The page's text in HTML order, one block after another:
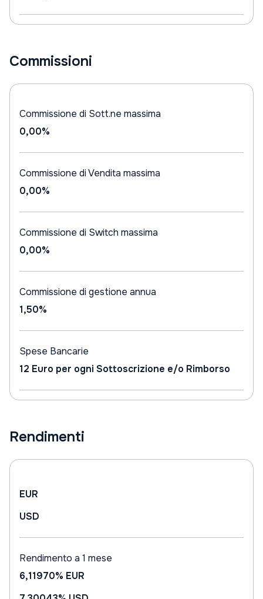
Commissioni
Commissione di Sott.ne massima
0,00%
Commissione di Vendita massima
0,00%
Commissione di Switch massima
0,00%
Commissione di gestione annua
1,50%
Spese Bancarie
12 Euro per ogni Sottoscrizione e/o Rimborso
Rendimenti
EUR
USD
Rendimento a 1 mese
6,11970% EUR